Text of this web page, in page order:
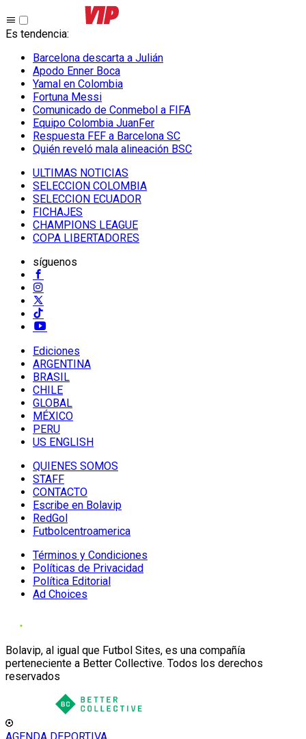
Es tendencia:
Barcelona descarta a Julián
Apodo Enner Boca
Yamal en Colombia
Fortuna Messi
Comunicado de Conmebol a FIFA
Equipo Colombia JuanFer
Respuesta FEF a Barcelona SC
Quién reveló mala alineación BSC
ULTIMAS NOTICIAS
SELECCION COLOMBIA
SELECCION ECUADOR
FICHAJES
CHAMPIONS LEAGUE
COPA LIBERTADORES
síguenos
Ediciones
ARGENTINA
BRASIL
CHILE
GLOBAL
MÉXICO
PERU
US ENGLISH
QUIENES SOMOS
STAFF
CONTACTO
Escribe en Bolavip
RedGol
Futbolcentroamerica
Términos y Condiciones
Políticas de Privacidad
Política Editorial
Ad Choices
Bolavip, al igual que Futbol Sites, es una compañía
perteneciente a Better Collective. Todos los derechos
reservados